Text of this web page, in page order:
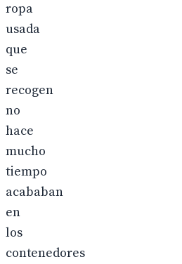
ropa
usada
que
se
recogen
no
hace
mucho
tiempo
acababan
en
los
contenedores